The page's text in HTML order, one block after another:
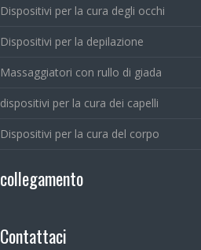
Dispositivi per la cura degli occhi
Dispositivi per la depilazione
Massaggiatori con rullo di giada
dispositivi per la cura dei capelli
Dispositivi per la cura del corpo
collegamento
Contattaci